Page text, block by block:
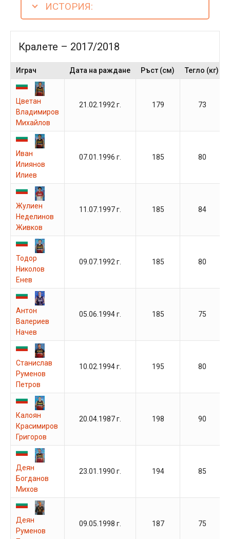
ИСТОРИЯ:
Кралете – 2017/2018
Играч Дата на раждане Ръст (см) Тегло (кг)
Цветан
Владимиров
Михайлов
21.02.1992 г. 179 73
Иван
Илиянов
Илиев
07.01.1996 г. 185 80
Жулиен
Неделинов
Живков
11.07.1997 г. 185 84
Тодор
Николов
Енев
09.07.1992 г. 185 80
Антон
Валериев
Начев
05.06.1994 г. 185 75
Станислав
Руменов
Петров
10.02.1994 г. 195 80
Калоян
Красимиров
Григоров
20.04.1987 г. 198 90
Деян
Богданов
Михов
23.01.1990 г. 194 85
Деян
Руменов
09.05.1998 г. 187 75